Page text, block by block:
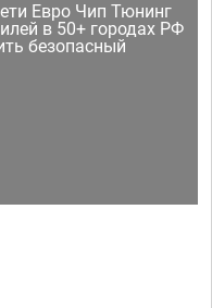
Евро Чип Тюнинг
в 50+ городах РФ
безопасный